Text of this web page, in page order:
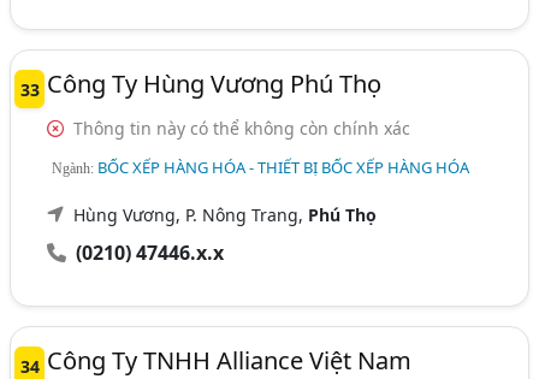
33 Công Ty Hùng Vương Phú Thọ
Thông tin này có thể không còn chính xác
Ngành: BỐC XẾP HÀNG HÓA - THIẾT BỊ BỐC XẾP HÀNG HÓA
Hùng Vương, P. Nông Trang, Phú Thọ
(0210) 47446.x.x
34 Công Ty TNHH Alliance Việt Nam